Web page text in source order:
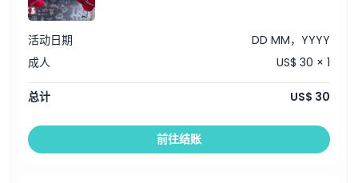
活动日期
DD MM，YYYY
成人
US$ 30 × 1
总计 US$ 30
前往结账